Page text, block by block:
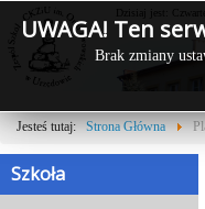
UWAGA! Ten
Brak zmiany
Dzisiaj jest:
Jesteś tutaj: Strona Główna
Szkoła